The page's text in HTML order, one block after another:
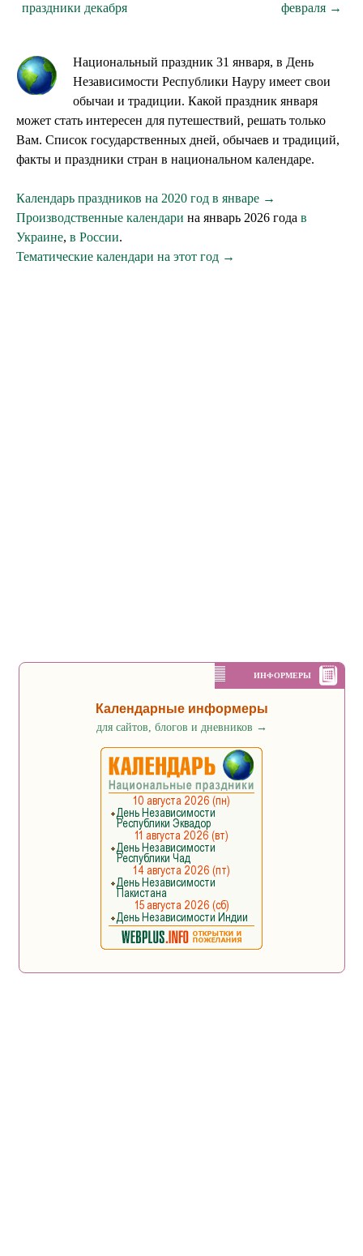
праздники декабря
февраля →
Национальный праздник 31 января, в День
Независимости Республики Науру имеет свои
обычаи и традиции. Какой праздник января
может стать интересен для путешествий, решать только
Вам. Список государственных дней, обычаев и традиций,
факты и праздники стран в национальном календаре.
Календарь праздников на 2020 год в январе →
Производственные календари на январь 2026 года в
Украине, в России.
Тематические календари на этот год →
ИНФОРМЕРЫ
Календарные информеры
для сайтов, блогов и дневников →